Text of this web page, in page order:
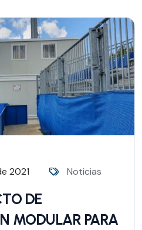
2021
Noticias
DE
MODULAR PARA